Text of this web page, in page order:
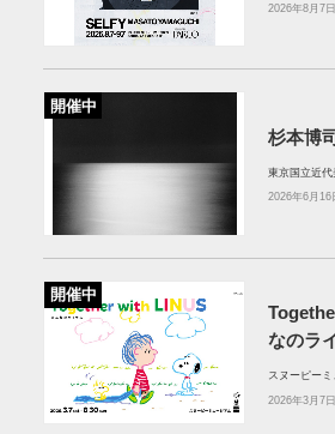
2026年8月7
開催中
杉本博
東京国立近
2026年6月16
開催中
なのラ
スヌーピー
2026年3月7